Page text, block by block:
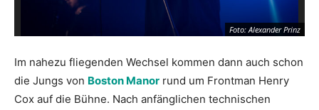
Foto: Alexander Prinz
Im nahezu fliegenden Wechsel kommen dann auch schon
die Jungs von Boston Manor rund um Frontman Henry
Cox auf die Bühne. Nach anfänglichen technischen